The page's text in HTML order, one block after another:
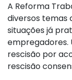
A Reforma
diversos temas
situações já
empregadores.
rescisão por
rescisão